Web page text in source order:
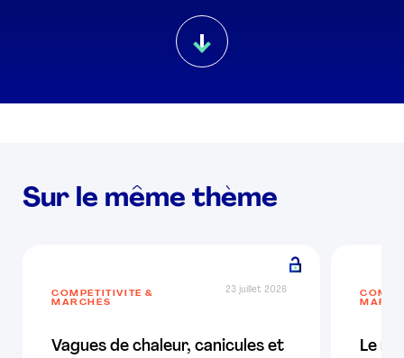
Sur le même thème
COMPÉTITIVITÉ &
MARCHÉS
23 juillet 2026
Vagues de chaleur, canicules et
Le